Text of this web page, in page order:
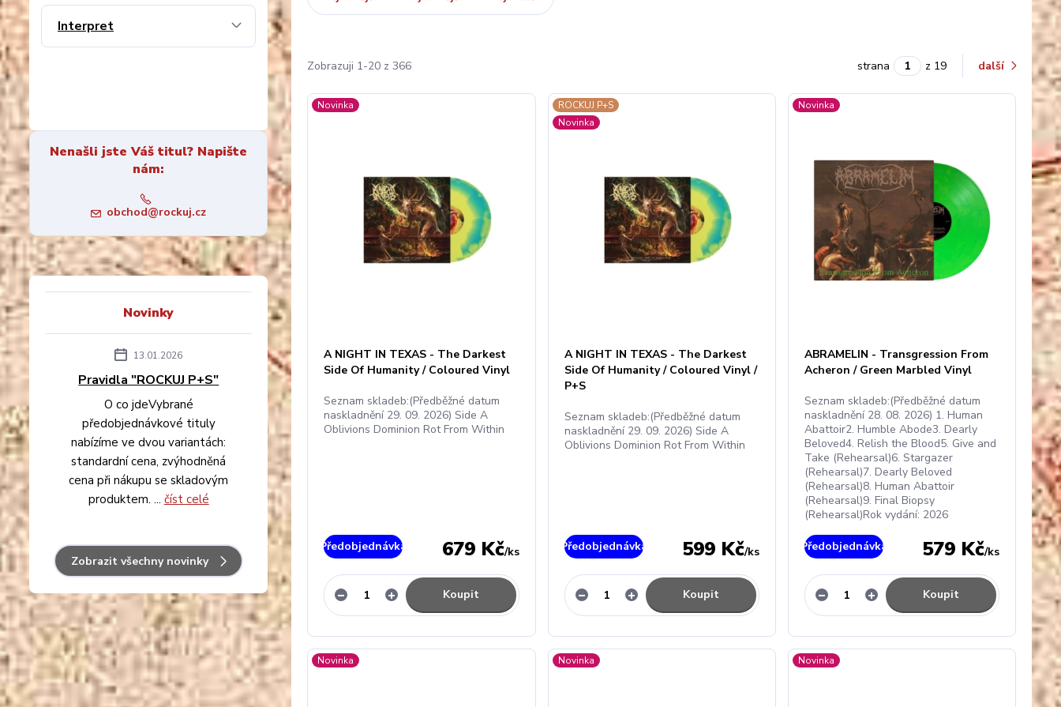
Zobrazuji 1-20 z 366 strana z 19 další
Novinka
A NIGHT IN TEXAS - The Darkest
Side Of Humanity / Coloured Vinyl
Seznam skladeb:(Předběžné datum
naskladnění 29. 09. 2026) Side A
Oblivions Dominion Rot From Within
679 Kč/ks
Předobjednávka
Koupit
ROCKUJ P+S
Novinka
A NIGHT IN TEXAS - The Darkest
Side Of Humanity / Coloured Vinyl /
P+S
Seznam skladeb:(Předběžné datum
naskladnění 29. 09. 2026) Side A
Oblivions Dominion Rot From Within
599 Kč/ks
Předobjednávka
Koupit
Novinka
ABRAMELIN - Transgression From
Acheron / Green Marbled Vinyl
Seznam skladeb:(Předběžné datum
naskladnění 28. 08. 2026) 1. Human
Abattoir2. Humble Abode3. Dearly
Beloved4. Relish the Blood5. Give and
Take (Rehearsal)6. Stargazer
(Rehearsal)7. Dearly Beloved
(Rehearsal)8. Human Abattoir
(Rehearsal)9. Final Biopsy
(Rehearsal)Rok vydání: 2026
579 Kč/ks
Předobjednávka
Koupit
Novinka Novinka Novinka
Interpret
Nenašli jste Váš titul? Napište
nám:
obchod@rockuj.cz
Novinky
13.01.2026
Pravidla "ROCKUJ P+S"
O co jdeVybrané
předobjednávkové tituly
nabízíme ve dvou variantách:
standardní cena, zvýhodněná
cena při nákupu se skladovým
produktem. ... číst celé
Zobrazit všechny novinky